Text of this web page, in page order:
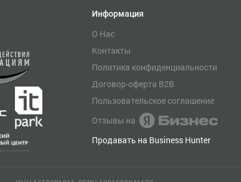
Информация
О Нас
Контакты
Политика конфиденциальности
Договор-оферта B2B
Пользовательское соглашение
Отзывы на
Продавать на Business Hunter